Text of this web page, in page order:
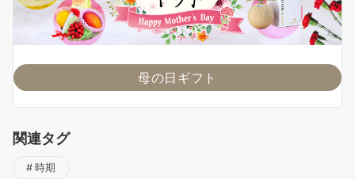
母の日ギフト
関連タグ
時期